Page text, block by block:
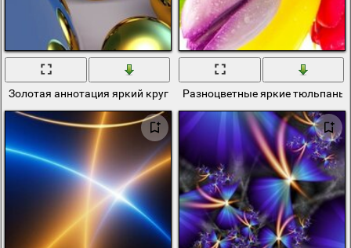
Золотая аннотация яркий круглойРазноцветные яркие